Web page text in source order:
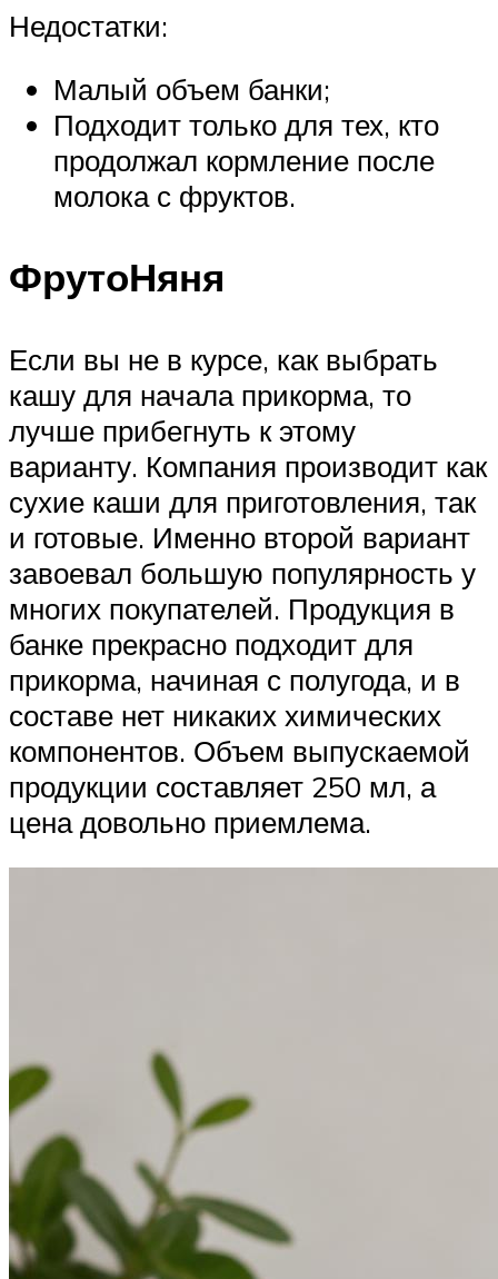
Недостатки:
Малый объем банки;
Подходит только для тех, кто
продолжал кормление после
молока с фруктов.
ФрутоНяня
Если вы не в курсе, как выбрать
кашу для начала прикорма, то
лучше прибегнуть к этому
варианту. Компания производит как
сухие каши для приготовления, так
и готовые. Именно второй вариант
завоевал большую популярность у
многих покупателей. Продукция в
банке прекрасно подходит для
прикорма, начиная с полугода, и в
составе нет никаких химических
компонентов. Объем выпускаемой
продукции составляет 250 мл, а
цена довольно приемлема.